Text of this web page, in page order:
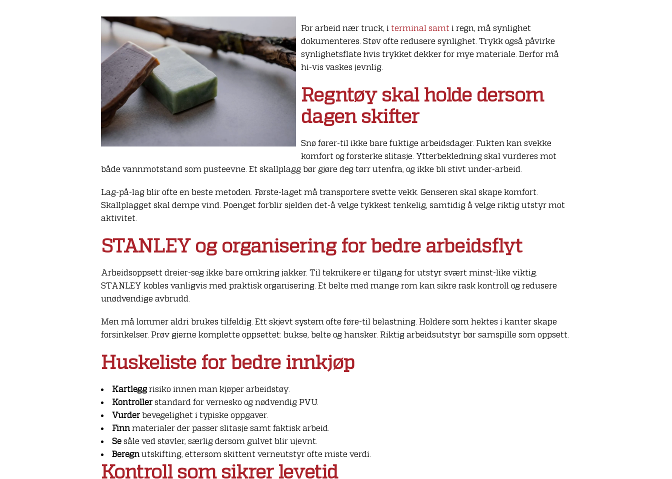
For arbeid nær truck, i terminal samt i regn, må synlighet
dokumenteres. Støv ofte redusere synlighet. Trykk også påvirke
synlighetsflate hvis trykket dekker for mye materiale. Derfor må
hi-vis vaskes jevnlig.
Regntøy skal holde dersom
dagen skifter
Snø fører-til ikke bare fuktige arbeidsdager. Fukten kan svekke
komfort og forsterke slitasje. Ytterbekledning skal vurderes mot
både vannmotstand som pusteevne. Et skallplagg bør gjøre deg tørr utenfra, og ikke bli stivt under-arbeid.
Lag-på-lag blir ofte en beste metoden. Første-laget må transportere svette vekk. Genseren skal skape komfort.
Skallplagget skal dempe vind. Poenget forblir sjelden det-å velge tykkest tenkelig, samtidig å velge riktig utstyr mot
aktivitet.
STANLEY og organisering for bedre arbeidsflyt
Arbeidsoppsett dreier-seg ikke bare omkring jakker. Til teknikere er tilgang for utstyr svært minst-like viktig.
STANLEY kobles vanligvis med praktisk organisering. Et belte med mange rom kan sikre rask kontroll og redusere
unødvendige avbrudd.
Men må lommer aldri brukes tilfeldig. Ett skjevt system ofte føre-til belastning. Holdere som hektes i kanter skape
forsinkelser. Prøv gjerne komplette oppsettet: bukse, belte og hansker. Riktig arbeidsutstyr bør samspille som oppsett.
Huskeliste for bedre innkjøp
Kartlegg risiko innen man kjøper arbeidstøy.
Kontrollerstandard for vernesko og nødvendig PVU.
Vurderbevegelighet i typiske oppgaver.
Finn materialer der passer slitasje samt faktisk arbeid.
Se såle ved støvler, særlig dersom gulvet blir ujevnt.
Beregn utskifting, ettersom skittent verneutstyr ofte miste verdi.
Kontroll som sikrer levetid